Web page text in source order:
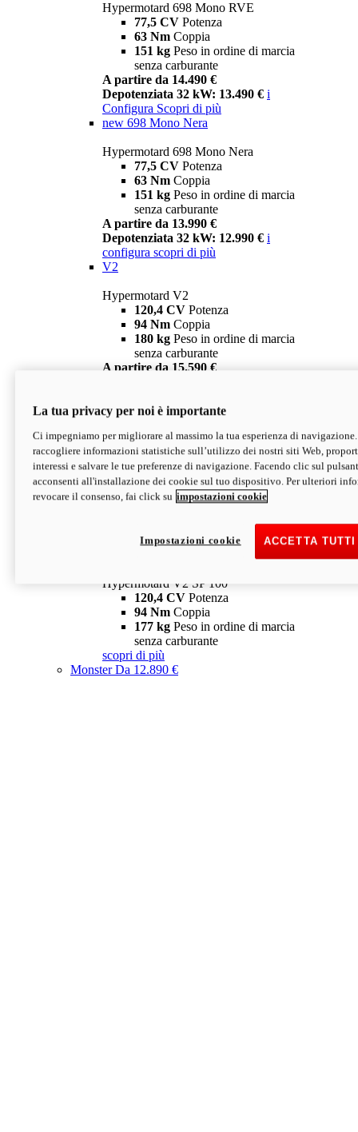
Hypermotard 698 Mono RVE
77,5 CV Potenza
63 Nm Coppia
151 kg Peso in ordine di marcia
senza carburante
A partire da 14.490 €
Depotenziata 32 kW: 13.490 € i
Configura Scopri di più
new 698 Mono Nera
Hypermotard 698 Mono Nera
77,5 CV Potenza
63 Nm Coppia
151 kg Peso in ordine di marcia
senza carburante
A partire da 13.990 €
Depotenziata 32 kW: 12.990 € i
configura scopri di più
V2
Hypermotard V2
120,4 CV Potenza
94 Nm Coppia
180 kg Peso in ordine di marcia
senza carburante
A partire da 15.590 €
V2 SP
Hypermotard V2 SP
120,4 CVPotenza
94 NmCoppia
177 kgPeso in ordine di marcia
senza carburante
Depotenziata 35 kW: 18.890 € i
configura scopri di più
Hypermotard V2 SP 100
120,4 CV Potenza
94 Nm Coppia
177 kg Peso in ordine di marcia
senza carburante
scopri di più
MonsterDa 12.890 €
La tua privacy per noi è importante
Ci impegniamo per migliorare al massimo la tua esperienza di
raccogliere informazioni statistiche sull’utilizzo dei nostri siti Web,
interessi e salvare le tue preferenze di navigazione. Facendo clic sul
acconsenti all'installazione dei cookie sul tuo dispositivo. Per ulteriori
revocare il consenso, fai click su impostazioni cookie
ACCETTA
Impostazioni cookie